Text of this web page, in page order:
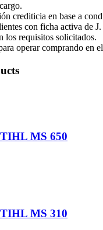
crediticia en base a
con ficha activa de
los requisitos solicitados.
operar comprando en
MS 650
MS 310